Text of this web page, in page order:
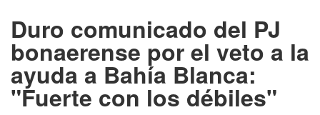
Duro comunicado del PJ
bonaerense por el veto a la
ayuda a Bahía Blanca:
"Fuerte con los débiles"